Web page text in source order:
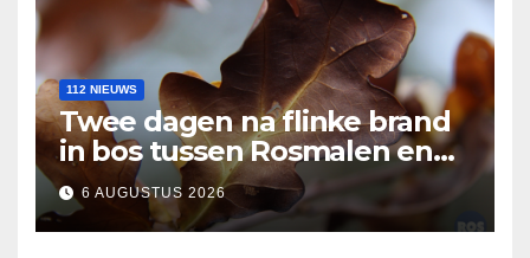
112 NIEUWS
Twee dagen na flinke brand
in bos tussen Rosmalen en
Nuland
6 AUGUSTUS 2026